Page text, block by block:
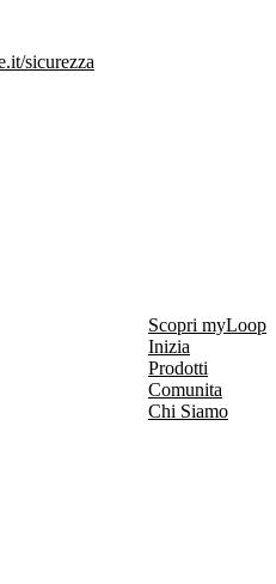
sicurezza
Scopri myLoop
Inizia
Prodotti
Comunita
Chi Siamo